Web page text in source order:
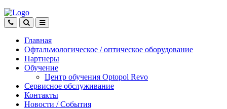
Главная
Офтальмологическое / оптическое оборудование
Партнеры
Обучение
Центр обучения Оptopol Revo
Сервисное обслуживание
Контакты
Новости / События